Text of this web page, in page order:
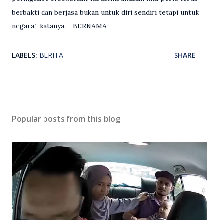
berbakti dan berjasa bukan untuk diri sendiri tetapi untuk
negara,” katanya. - BERNAMA
LABELS: BERITA SHARE
Popular posts from this blog